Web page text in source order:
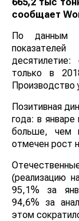
сообщает
По данным
десятилетие:
только в
Производство
Позитивная
текущего
– на 6,1%
был отмечен
(реализацию
95,1% за
94,6% за
этом